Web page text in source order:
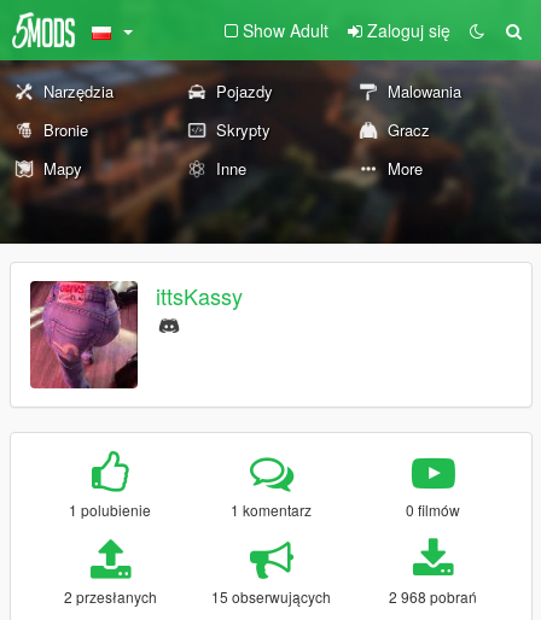
Show Adult Zaloguj się
Narzędzia Pojazdy
Malowania
Bronie
Skrypty
Gracz
Mapy
Inne More
ittsKassy
1 polubienie 1 komentarz 0 filmów
2 przesłanych 15 obserwujących 2 968 pobrań